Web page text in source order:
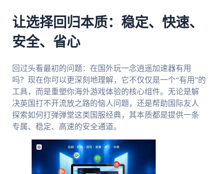
让选择回归本质：稳定、快速、
安全、省心
回过头看最初的问题：在国外玩一念逍遥加速器有用
吗？现在你可以更深刻地理解，它不仅仅是一个“有用”的
工具，而是重塑你海外游戏体验的核心组件。无论是解
决英国打不开流放之路的恼人问题，还是帮助国际友人
探索如何打弹弹堂这类国服经典，其本质都是提供一条
专属、稳定、高速的安全通道。